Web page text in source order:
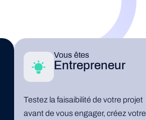
Vous êtes
Entrepreneur
Testez la faisaibilité de votre projet
avant de vous engager, créez votre